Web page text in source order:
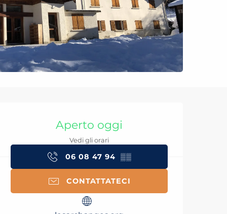
e contatti
Aperto oggi
Vedi gli orari
06 08 47 94 ▒▒
CONTATTATECI